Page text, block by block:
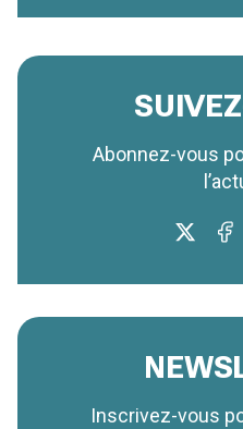
Abonnez-vous
Inscrivez-vous